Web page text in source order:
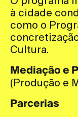
à cidade
como o
Cultura.
Mediação e
(Produção e
Parcerias